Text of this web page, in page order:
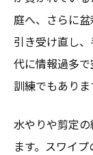
庭へ、さらに
引き受け直し
代に情報過多
訓練でもありま
水やりや剪定
ます。スワイ